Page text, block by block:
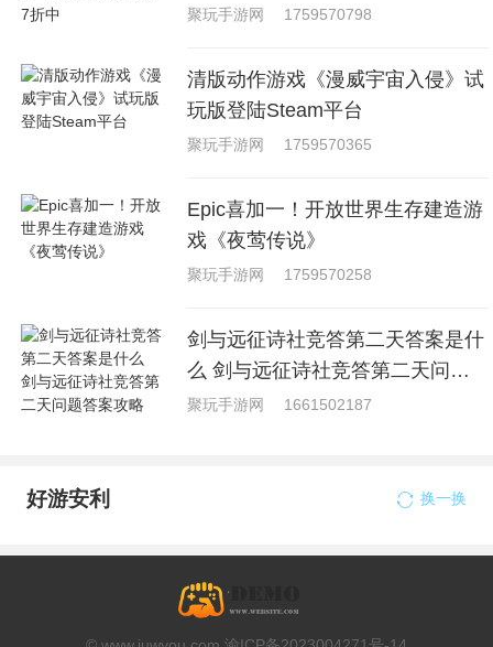
中
聚玩手游网 1759570798
清版动作游戏《漫威宇宙入侵》试
玩版登陆Steam平台
聚玩手游网 1759570365
Epic喜加一！开放世界生存建造游
戏《夜莺传说》
聚玩手游网 1759570258
剑与远征诗社竞答第二天答案是什
么 剑与远征诗社竞答第二天问题
答案攻略
聚玩手游网 1661502187
好游安利 换一换